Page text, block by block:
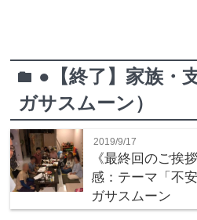
folder ●【終了】家族・
ガサスムーン）
2019/9/17
《最終回のご挨
感：テーマ「不
ガサスムーン